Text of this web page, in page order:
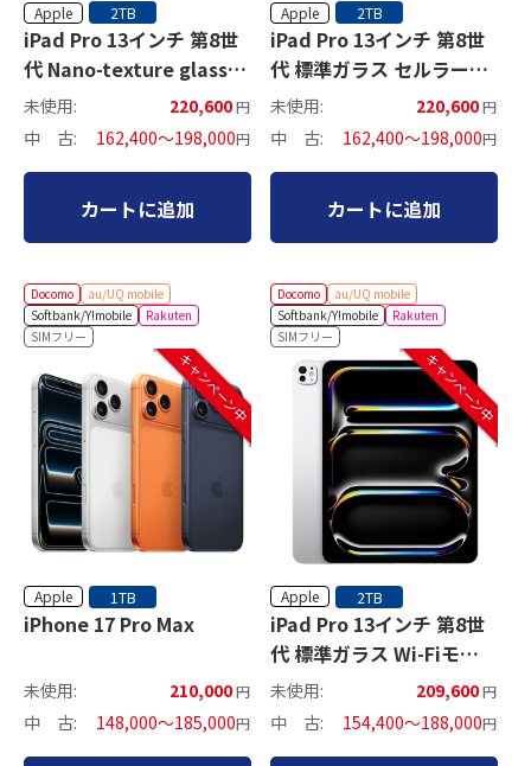
Apple 2TB
iPad Pro 13インチ 第8世
代 Nano-texture glass
Wi-Fiモデル
未使用: 220,600円
中 古: 162,400～198,000円
カートに追加
Apple 2TB
iPad Pro 13インチ 第8世
代 標準ガラス セルラーモ
デル
未使用: 220,600円
中 古: 162,400～198,000円
カートに追加
Docomo
au/UQ mobile
Softbank/Y!mobile
Rakuten
SIMフリー
キャンペーン中
Apple 1TB
iPhone 17 Pro Max
未使用: 210,000円
中 古: 148,000～185,000円
Docomo
au/UQ mobile
Softbank/Y!mobile
Rakuten
SIMフリー
キャンペーン中
Apple 2TB
iPad Pro 13インチ 第8世
代 標準ガラス Wi-Fiモデ
ル
未使用: 209,600円
中 古: 154,400～188,000円